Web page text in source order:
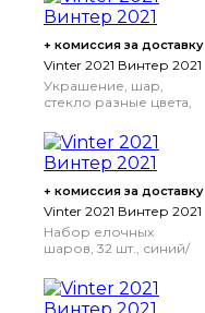
+ комиссия за доставку
Vinter 2021 Винтер 2021
Украшение, шар,
стекло разные цвета,
+ комиссия за доставку
Vinter 2021 Винтер 2021
Набор елочных
шаров, 32 шт., синий/